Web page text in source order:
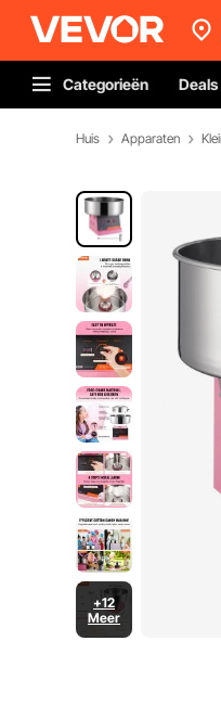
Categorieën Deals
Huis Apparaten
+12
Meer